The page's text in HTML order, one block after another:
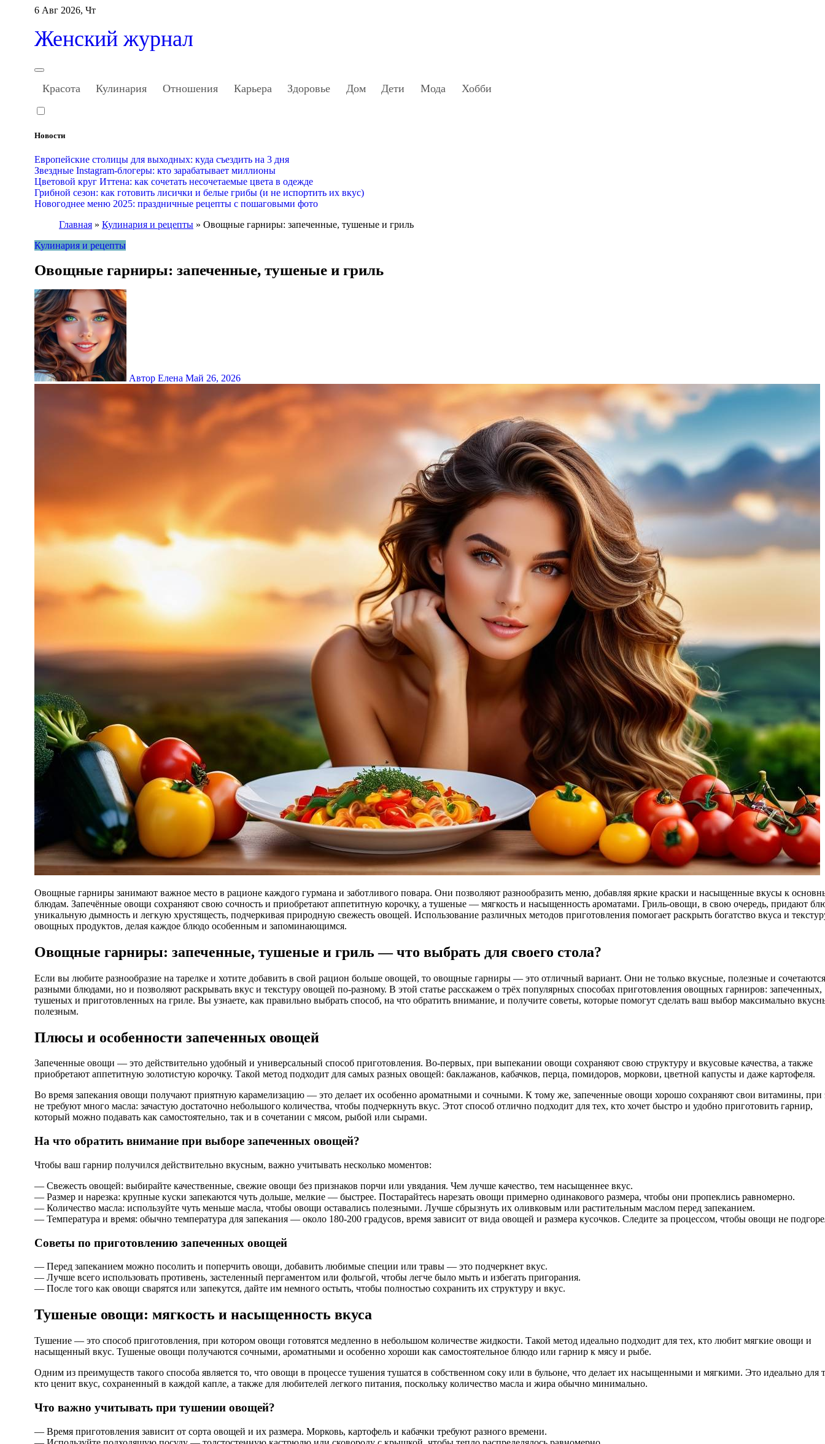
Перейти
содержанию
6 Авг 2026, Чт
Женский журнал
Красота Кулинария Отношения Карьера Здоровье Дом Дети Мода Хобби
Новости
Европейские столицы для выходных: куда съездить на 3 дня
Звездные Instagram-блогеры: кто зарабатывает миллионы
Цветовой круг Иттена: как сочетать несочетаемые цвета в одежде
Грибной сезон: как готовить лисички и белые грибы (и не испортить их вкус)
Новогоднее меню 2025: праздничные рецепты с пошаговыми фото
Главная » Кулинария и рецепты » Овощные гарниры: запеченные, тушеные и гриль
Кулинария и рецепты
Овощные гарниры: запеченные, тушеные и гриль
Автор Елена Май 26, 2026
Овощные гарниры занимают важное место в рационе каждого гурмана и заботливого повара. Они позволяют разнообразить меню, добавляя яркие краски и насыщенные вкусы к основным
блюдам. Запечённые овощи сохраняют свою сочность и приобретают аппетитную корочку, а тушеные — мягкость и насыщенность ароматами. Гриль-овощи, в свою очередь, придают
уникальную дымность и легкую хрустящесть, подчеркивая природную свежесть овощей. Использование различных методов приготовления помогает раскрыть богатство вкуса и
овощных продуктов, делая каждое блюдо особенным и запоминающимся.
Овощные гарниры: запеченные, тушеные и гриль — что выбрать для своего стола?
Если вы любите разнообразие на тарелке и хотите добавить в свой рацион больше овощей, то овощные гарниры — это отличный вариант. Они не только вкусные, полезные и
разными блюдами, но и позволяют раскрывать вкус и текстуру овощей по-разному. В этой статье расскажем о трёх популярных способах приготовления овощных гарниров: запеченных,
тушеных и приготовленных на гриле. Вы узнаете, как правильно выбрать способ, на что обратить внимание, и получите советы, которые помогут сделать ваш выбор максимально
полезным.
Плюсы и особенности запеченных овощей
Запеченные овощи — это действительно удобный и универсальный способ приготовления. Во-первых, при выпекании овощи сохраняют свою структуру и вкусовые качества, а также
приобретают аппетитную золотистую корочку. Такой метод подходит для самых разных овощей: баклажанов, кабачков, перца, помидоров, моркови, цветной капусты и даже картофеля.
Во время запекания овощи получают приятную карамелизацию — это делает их особенно ароматными и сочными. К тому же, запеченные овощи хорошо сохраняют свои витамины, при
не требуют много масла: зачастую достаточно небольшого количества, чтобы подчеркнуть вкус. Этот способ отлично подходит для тех, кто хочет быстро и удобно приготовить гарнир,
который можно подавать как самостоятельно, так и в сочетании с мясом, рыбой или сырами.
На что обратить внимание при выборе запеченных овощей?
Чтобы ваш гарнир получился действительно вкусным, важно учитывать несколько моментов:
— Свежесть овощей: выбирайте качественные, свежие овощи без признаков порчи или увядания. Чем лучше качество, тем насыщеннее вкус.
— Размер и нарезка: крупные куски запекаются чуть дольше, мелкие — быстрее. Постарайтесь нарезать овощи примерно одинакового размера, чтобы они пропеклись равномерно.
— Количество масла: используйте чуть меньше масла, чтобы овощи оставались полезными. Лучше сбрызнуть их оливковым или растительным маслом перед запеканием.
— Температура и время: обычно температура для запекания — около 180-200 градусов, время зависит от вида овощей и размера кусочков. Следите за процессом, чтобы овощи не
Советы по приготовлению запеченных овощей
— Перед запеканием можно посолить и поперчить овощи, добавить любимые специи или травы — это подчеркнет вкус.
— Лучше всего использовать противень, застеленный пергаментом или фольгой, чтобы легче было мыть и избегать пригорания.
— После того как овощи сварятся или запекутся, дайте им немного остыть, чтобы полностью сохранить их структуру и вкус.
Тушеные овощи: мягкость и насыщенность вкуса
Тушение — это способ приготовления, при котором овощи готовятся медленно в небольшом количестве жидкости. Такой метод идеально подходит для тех, кто любит мягкие овощи и
насыщенный вкус. Тушеные овощи получаются сочными, ароматными и особенно хороши как самостоятельное блюдо или гарнир к мясу и рыбе.
Одним из преимуществ такого способа является то, что овощи в процессе тушения тушатся в собственном соку или в бульоне, что делает их насыщенными и мягкими. Это идеально для
кто ценит вкус, сохраненный в каждой капле, а также для любителей легкого питания, поскольку количество масла и жира обычно минимально.
Что важно учитывать при тушении овощей?
— Время приготовления зависит от сорта овощей и их размера. Морковь, картофель и кабачки требуют разного времени.